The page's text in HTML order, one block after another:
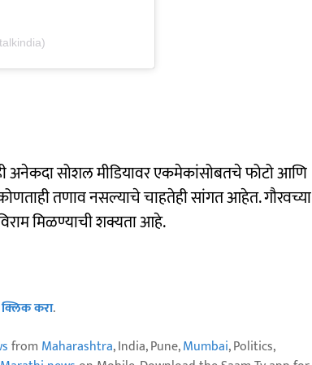
अनेकदा सोशल मीडियावर एकमेकांसोबतचे फोटो आणि
तणाव नसल्याचे चाहतेही सांगत आहेत. गौरवच्या
मिळण्याची शक्यता आहे.
क्लिक करा.
from Maharashtra, India, Pune,Mumbai, Politics,